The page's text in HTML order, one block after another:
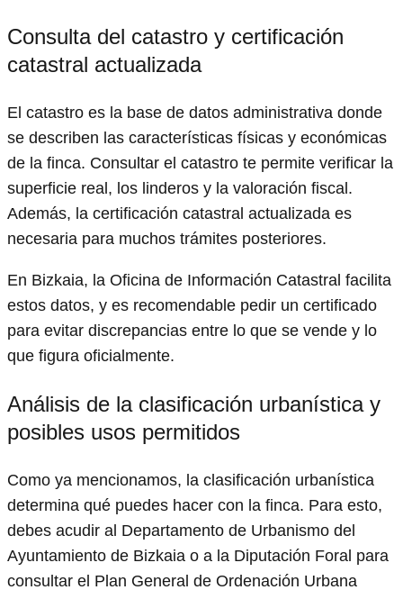
Consulta del catastro y certificación
catastral actualizada
El catastro es la base de datos administrativa donde
se describen las características físicas y económicas
de la finca. Consultar el catastro te permite verificar la
superficie real, los linderos y la valoración fiscal.
Además, la certificación catastral actualizada es
necesaria para muchos trámites posteriores.
En Bizkaia, la Oficina de Información Catastral facilita
estos datos, y es recomendable pedir un certificado
para evitar discrepancias entre lo que se vende y lo
que figura oficialmente.
Análisis de la clasificación urbanística y
posibles usos permitidos
Como ya mencionamos, la clasificación urbanística
determina qué puedes hacer con la finca. Para esto,
debes acudir al Departamento de Urbanismo del
Ayuntamiento de Bizkaia o a la Diputación Foral para
consultar el Plan General de Ordenación Urbana